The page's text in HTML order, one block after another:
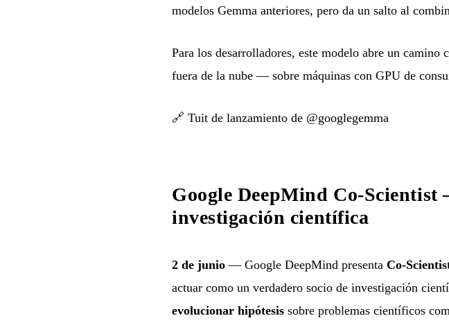
modelos Gemma anteriores, pero da un salto al
Para los desarrolladores, este modelo abre un
fuera de la nube — sobre máquinas con GPU de
🔗 Tuit de lanzamiento de @googlegemma
Google DeepMind Co-
investigación científica
2 de junio — Google DeepMind presenta Co-
actuar como un verdadero socio de investigación
evolucionar hipótesis sobre problemas científicos